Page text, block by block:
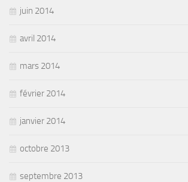
juin 2014
avril 2014
mars 2014
février 2014
janvier 2014
octobre 2013
septembre 2013